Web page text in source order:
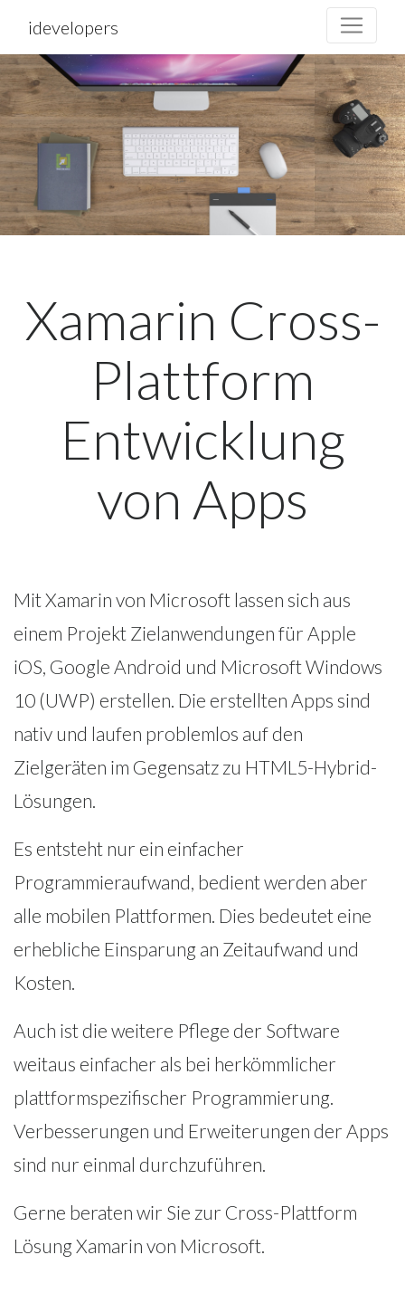
idevelopers
Xamarin Cross-
Plattform
Entwicklung
von Apps
MitXamarin von Microsoft lassen sich aus
einem Projekt Zielanwendungen für Apple
iOS, Google Android und Microsoft Windows
10 (UWP) erstellen. Die erstellten Apps sind
nativ und laufen problemlos auf den
Zielgeräten im Gegensatz zu HTML5-Hybrid-
Lösungen.
Es entsteht nur ein einfacher
Programmieraufwand, bedient werden aber
alle mobilen Plattformen. Dies bedeutet eine
erhebliche Einsparung an Zeitaufwand und
Kosten.
Auch ist die weitere Pflege der Software
weitaus einfacher als bei herkömmlicher
plattformspezifischer Programmierung.
Verbesserungen und Erweiterungen der Apps
sind nur einmal durchzuführen.
Gerne beraten wir Sie zur Cross-Plattform
Lösung Xamarin von Microsoft.